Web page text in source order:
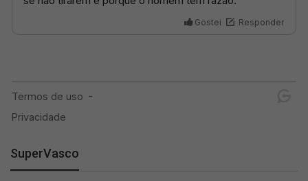
SuperVasco